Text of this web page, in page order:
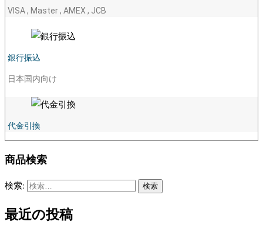
VISA , Master , AMEX , JCB
銀行振込
日本国内向け
代金引換
商品検索
検索:
最近の投稿